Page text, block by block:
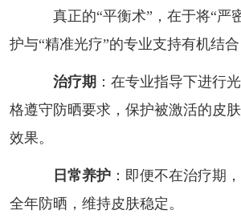
真正的“平衡术”，在于将“严
护与“精准光疗”的专业支持有机结合
治疗期 ：在专业指导下进行
格遵守防晒要求，保护被激活的皮
效果。
日常养护：即便不在治疗期
全年防晒，维持皮肤稳定。